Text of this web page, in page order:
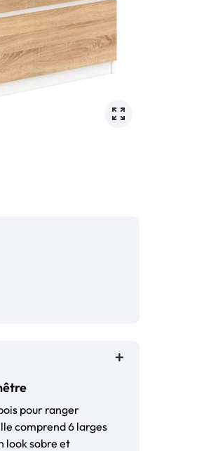
pour ranger
comprend 6 larges
look sobre et